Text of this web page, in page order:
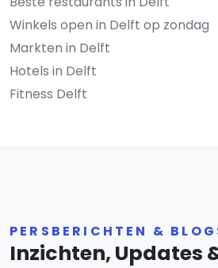
Winkels open in Delft op zondag
Markten in Delft
Hotels in Delft
Fitness Delft
PERSBERICHTEN &
Inzichten, Updates